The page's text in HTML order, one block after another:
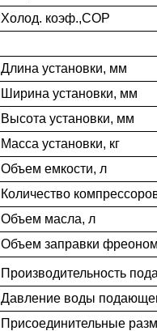
Холод. коэф.,COP
Длина установки, мм
Ширина установки, мм
Высота установки, мм
Масса установки, кг
Объем емкости, л
Количество
Объем масла, л
Объем заправки
Производительность
Давление воды
Присоединительные